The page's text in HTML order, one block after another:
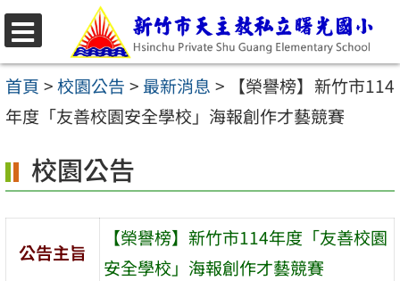
跳
至
主
要
容
區
選
單
首頁 >校園公告 > 最新消息 >
【榮譽榜】新竹市114
年度「友善校園安全學校」海報創作才藝競賽
校園公告
公告主旨
【榮譽榜】新竹市114年度「友善校園
安全學校」海報創作才藝競賽